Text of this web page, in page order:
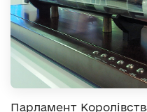
Парламент